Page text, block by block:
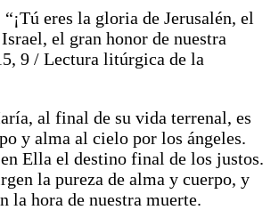
“¡Tú eres la gloria de Jerusalén, el
el gran honor de nuestra
9 / Lectura litúrgica de la
al final de su vida terrenal, es
y alma al cielo por los ángeles.
Ella el destino final de los justos.
la pureza de alma y cuerpo, y
la hora de nuestra muerte.